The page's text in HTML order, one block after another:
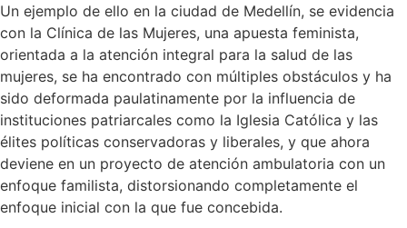
Un ejemplo de ello en la ciudad de Medellín, se evidencia
con la Clínica de las Mujeres, una apuesta feminista,
orientada a la atención integral para la salud de las
mujeres, se ha encontrado con múltiples obstáculos y ha
sido deformada paulatinamente por la influencia de
instituciones patriarcales como la Iglesia Católica y las
élites políticas conservadoras y liberales, y que ahora
deviene en un proyecto de atención ambulatoria con un
enfoque familista, distorsionando completamente el
enfoque inicial con la que fue concebida.